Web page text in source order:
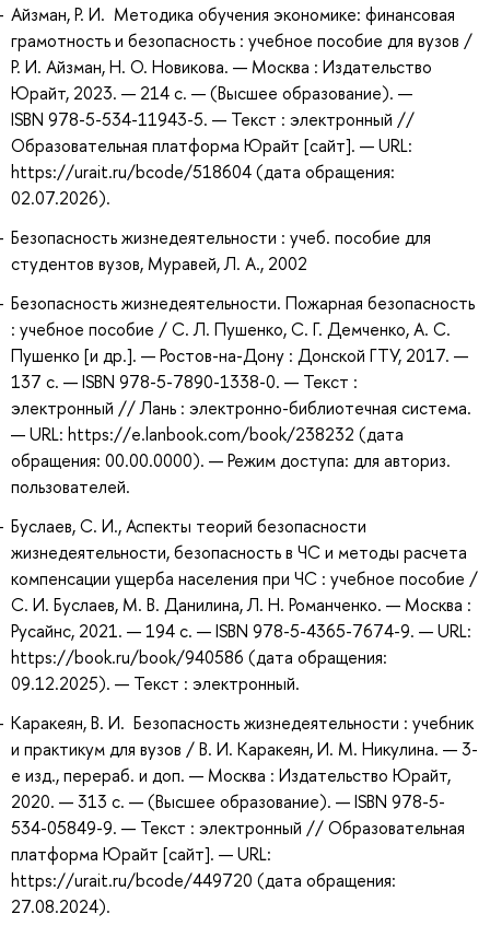
Айзман, Р. И. Методика обучения экономике: финансовая
грамотность и безопасность : учебное пособие для вузов /
Р. И. Айзман, Н. О. Новикова. — Москва : Издательство
Юрайт, 2023. — 214 с. — (Высшее образование). —
ISBN 978-5-534-11943-5. — Текст : электронный //
Образовательная платформа Юрайт [сайт]. — URL:
https://urait.ru/bcode/518604 (дата обращения:
02.07.2026).
Безопасность жизнедеятельности : учеб. пособие для
студентов вузов, Муравей, Л. А., 2002
Безопасность жизнедеятельности. Пожарная безопасность
: учебное пособие / С. Л. Пушенко, С. Г. Демченко, А. С.
Пушенко [и др.]. — Ростов-на-Дону : Донской ГТУ, 2017. —
137 с. — ISBN 978-5-7890-1338-0. — Текст :
электронный // Лань : электронно-библиотечная система.
— URL: https://e.lanbook.com/book/238232 (дата
обращения: 00.00.0000). — Режим доступа: для авториз.
пользователей.
Буслаев, С. И., Аспекты теорий безопасности
жизнедеятельности, безопасность в ЧС и методы расчета
компенсации ущерба населения при ЧС : учебное пособие /
С. И. Буслаев, М. В. Данилина, Л. Н. Романченко. — Москва :
Русайнс, 2021. — 194 с. — ISBN 978-5-4365-7674-9. — URL:
https://book.ru/book/940586 (дата обращения:
09.12.2025). — Текст : электронный.
Каракеян, В. И. Безопасность жизнедеятельности : учебник
и практикум для вузов / В. И. Каракеян, И. М. Никулина. — 3-
е изд., перераб. и доп. — Москва : Издательство Юрайт,
2020. — 313 с. — (Высшее образование). — ISBN 978-5-
534-05849-9. — Текст : электронный // Образовательная
платформа Юрайт [сайт]. — URL:
https://urait.ru/bcode/449720 (дата обращения:
27.08.2024).